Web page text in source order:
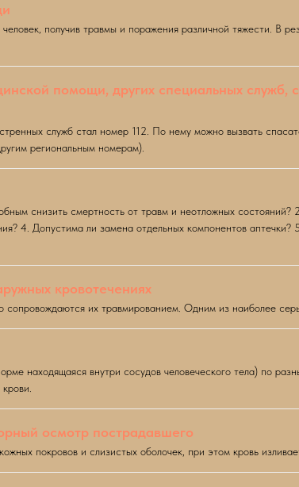
получив травмы и поражения различной тяжести. В
помощи, других специальных служб,
служб стал номер 112. По нему можно вызвать
региональным номерам).
снизить смертность от травм и неотложных
4. Допустима ли замена отдельных компонентов
кровотечениях
их травмированием. Одним из наиболее
находящаяся внутри сосудов человеческого тела) по
осмотр пострадавшего
покровов и слизистых оболочек, при этом кровь